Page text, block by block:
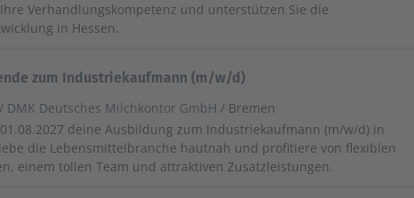
Verhandlungskompetenz und unterstützen Sie die
in Hessen.
zum Industriekaufmann (m/w/d)
DMK Deutsches Milchkontor GmbH / Bremen
deine Ausbildung zum Industriekaufmann (m/w/d) in
die Lebensmittelbranche hautnah und profitiere von flexiblen
einem tollen Team und attraktiven Zusatzleistungen.